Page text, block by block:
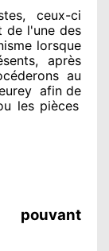
, ceux-ci
de l'une des
lorsque
, après
au
afin de
les pièces